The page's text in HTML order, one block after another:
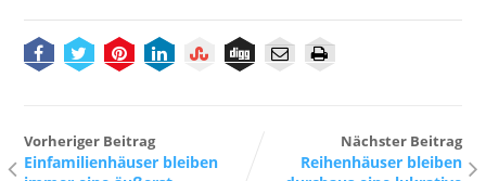
Vorheriger Beitrag
Einfamilienhäuser bleiben
Nächster Beitrag
Reihenhäuser bleiben